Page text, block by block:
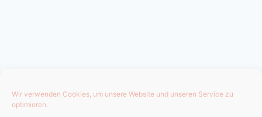
Wir verwenden Cookies, um unsere Website und unseren Service zu
optimieren.